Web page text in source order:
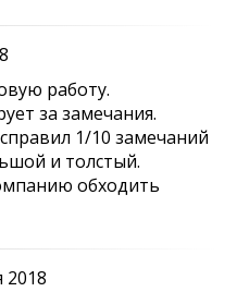
работу.
за замечания.
1/10 замечаний
и толстый.
обходить
2018